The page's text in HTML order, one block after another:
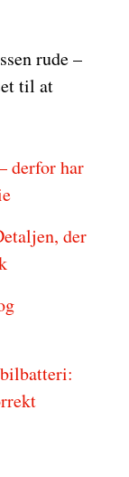
rude –
til at
derfor har
der